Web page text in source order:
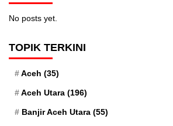
No posts yet.
TOPIK TERKINI
Aceh (35)
Aceh Utara (196)
Banjir Aceh Utara (55)